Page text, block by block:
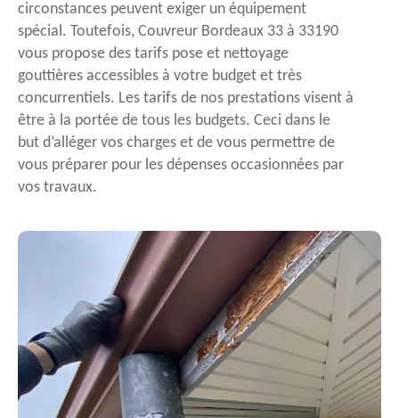
circonstances peuvent exiger un équipement
spécial. Toutefois, Couvreur Bordeaux 33 à 33190
vous propose des tarifs pose et nettoyage
gouttières accessibles à votre budget et très
concurrentiels. Les tarifs de nos prestations visent à
être à la portée de tous les budgets. Ceci dans le
but d’alléger vos charges et de vous permettre de
vous préparer pour les dépenses occasionnées par
vos travaux.